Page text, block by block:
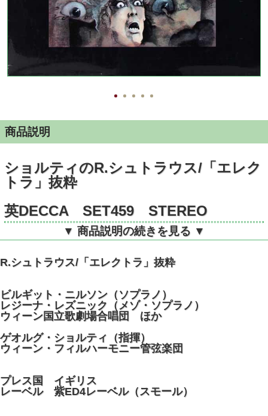
商品説明
ショルティのR.シュトラウス/「エレク
トラ」抜粋
英DECCA SET459 STEREO
▼ 商品説明の続きを見る ▼
R.シュトラウス/「エレクトラ」抜粋
ビルギット・ニルソン（ソプラノ）
レジーナ・レズニック（メゾ・ソプラノ）
ウィーン国立歌劇場合唱団 ほか
ゲオルグ・ショルティ（指揮）
ウィーン・フィルハーモニー管弦楽団
プレス国 イギリス
レーベル 紫ED4レーベル（スモール）